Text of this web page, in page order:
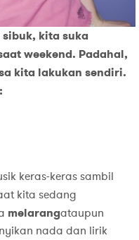
kita suka
weekend. Padahal,
kita lakukan sendiri.
keras-keras sambil
kita sedang
melarangataupun
nada dan lirik